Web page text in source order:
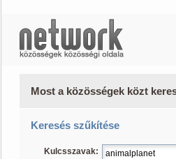
Most a közösségek közt
Keresés szűkítése
Kulcsszavak: